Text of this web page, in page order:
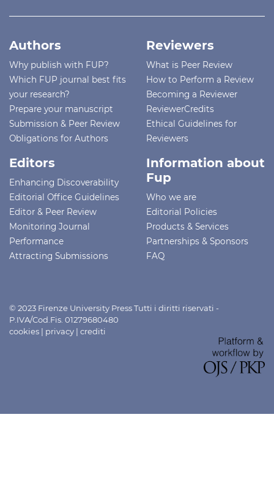
Authors
Why publish with FUP?
Which FUP journal best fits
your research?
Prepare your manuscript
Submission & Peer Review
Obligations for Authors
Reviewers
What is Peer Review
How to Perform a Review
Becoming a Reviewer
ReviewerCredits
Ethical Guidelines for
Reviewers
Editors
Enhancing Discoverability
Editorial Office Guidelines
Editor & Peer Review
Monitoring Journal
Performance
Attracting Submissions
Information about
Fup
Who we are
Editorial Policies
Products & Services
Partnerships & Sponsors
FAQ
© 2023 Firenze University Press Tutti i diritti riservati -
P.IVA/Cod.Fis. 01279680480
cookies | privacy | crediti